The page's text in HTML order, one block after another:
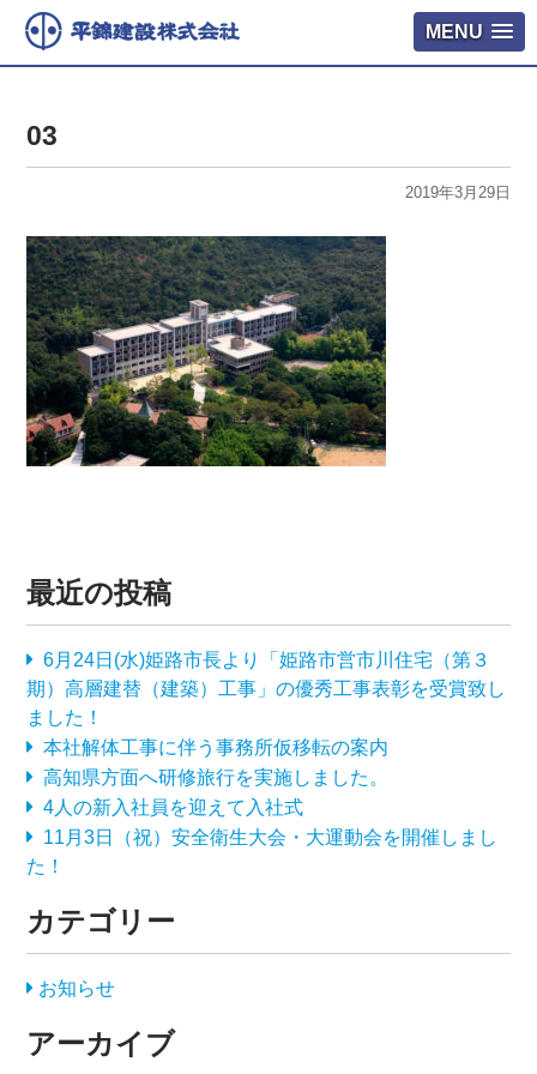
MENU
03
2019年3月29日
最近の投稿
6月24日(水)姫路市長より「姫路市営市川住宅（第３
期）高層建替（建築）工事」の優秀工事表彰を受賞致し
ました！
本社解体工事に伴う事務所仮移転の案内
高知県方面へ研修旅行を実施しました。
4人の新入社員を迎えて入社式
11月3日（祝）安全衛生大会・大運動会を開催しまし
た！
カテゴリー
お知らせ
アーカイブ